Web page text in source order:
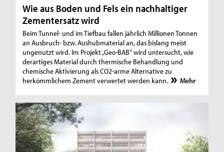
Wie aus Boden und Fels ein nachhaltiger
Zementersatz wird
Beim Tunnel- und im Tiefbau fallen jährlich Millionen Tonnen
an Ausbruch- bzw. Aushubmaterial an, das bislang meist
ungenutzt wird. Im Projekt „Geo-BAB“ wird untersucht, wie
derartiges Material durch thermische Behandlung und
chemische Aktivierung als CO2-arme Alternative zu
herkömmlichem Zement verwertet werden kann.
Mehr